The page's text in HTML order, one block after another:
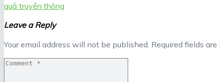
quả truyền thông
Leave a Reply
Your email address will not be published. Required fields